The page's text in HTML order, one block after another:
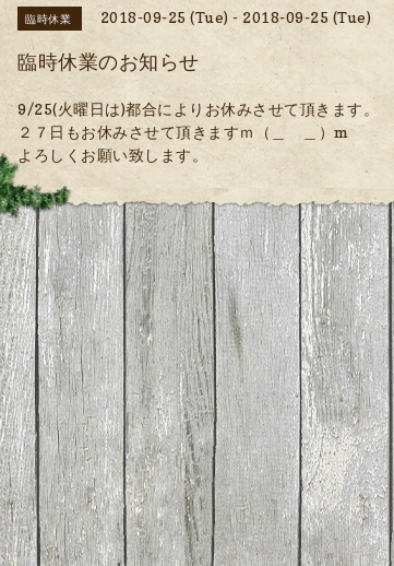
臨時休業 2018-09-25 (Tue) - 2018-09-25 (Tue)
臨時休業のお知らせ
9/25(火曜日は)都合によりお休みさせて頂きます。
２７日もお休みさせて頂きますｍ（＿ ＿）m
よろしくお願い致します。